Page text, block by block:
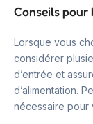
Conseils pour
Lorsque vous
considérer
d’entrée et
d’alimentation.
nécessaire pour